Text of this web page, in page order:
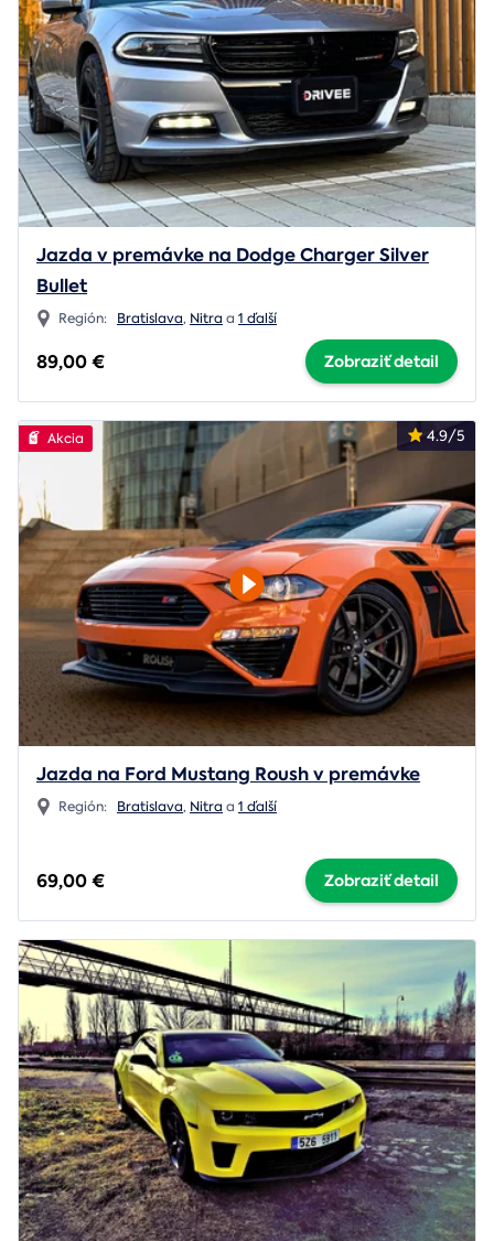
Jazda v premávke na Dodge Charger Silver
Bullet
Región: Bratislava, Nitra a 1 ďalší
89,00 € Zobraziť detail
4.9/5
Akcia
Jazda na Ford Mustang Roush v premávke
Región: Bratislava, Nitra a 1 ďalší
69,00 € Zobraziť detail